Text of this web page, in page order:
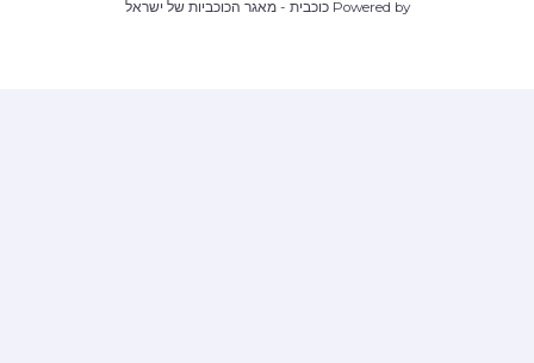
Powered by כוכבית - מאגר הכוכביות של ישראל